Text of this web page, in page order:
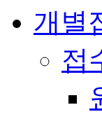
개별
접